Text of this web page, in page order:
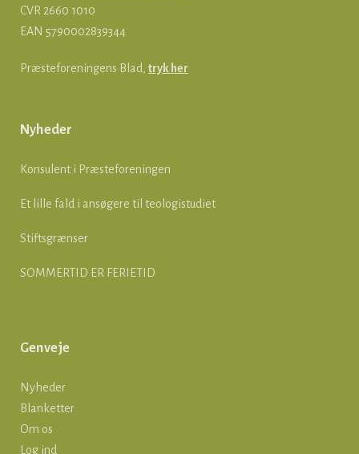
CVR 2660 1010
EAN 5790002839344
Præsteforeningens Blad, tryk her
Nyheder
Konsulent i Præsteforeningen
Et lille fald i ansøgere til teologistudiet
Stiftsgrænser
SOMMERTID ER FERIETID
Genveje
Nyheder
Blanketter
Om os
Log ind